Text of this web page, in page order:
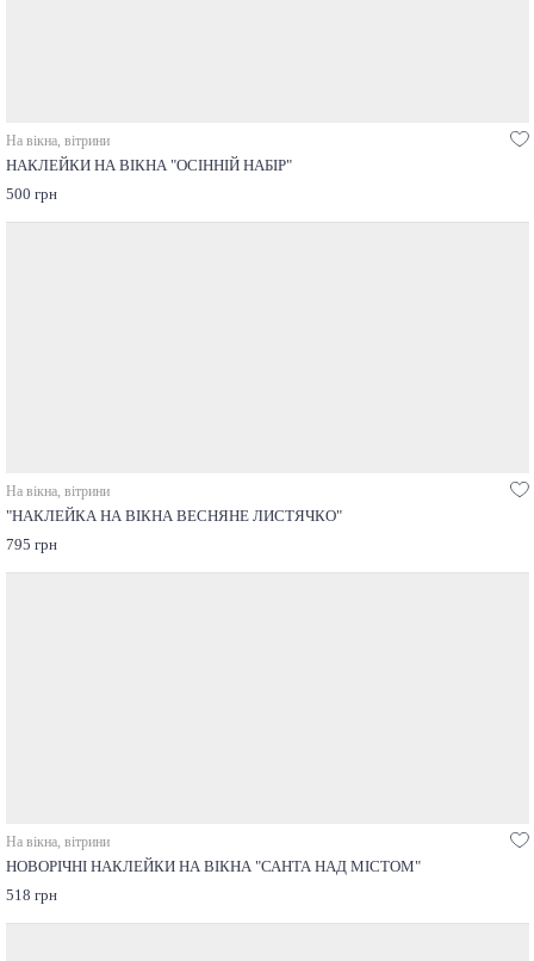
На вікна, вітрини
НАКЛЕЙКИ НА ВІКНА "ОСІННІЙ НАБІР"
500 грн
На вікна, вітрини
"НАКЛЕЙКА НА ВІКНА ВЕСНЯНЕ ЛИСТЯЧКО"
795 грн
На вікна, вітрини
НОВОРІЧНІ НАКЛЕЙКИ НА ВІКНА "САНТА НАД МІСТОМ"
518 грн